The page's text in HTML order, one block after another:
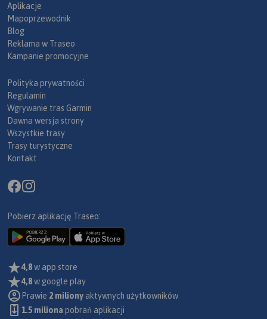
Aplikacje
Mapoprzewodnik
Blog
Reklama w Traseo
Kampanie promocyjne
Polityka prywatności
Regulamin
Wgrywanie tras Garmin
Dawna wersja strony
Wszystkie trasy
Trasy turystyczne
Kontakt
Pobierz aplikację Traseo:
4,8w app store
4,8w google play
Prawie 2 miliony aktywnych użytkowników
1.5 miliona pobrań aplikacji